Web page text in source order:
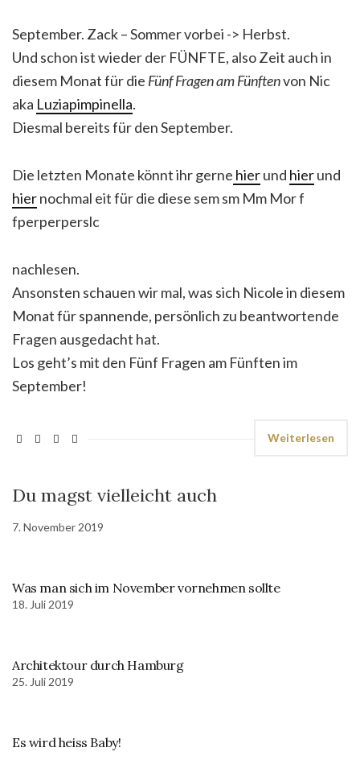
September. Zack – Sommer vorbei -> Herbst.
Und schon ist wieder der FÜNFTE, also Zeit auch in
diesem Monat für die Fünf Fragen am Fünftenvon Nic
aka Luziapimpinella.
Diesmal bereits für den September.
Die letzten Monate könnt ihr gerne hierund hierund
hiernochmal eit für die diese sem sm Mm Mor f
fperperperslc
nachlesen.
Ansonsten schauen wir mal, was sich Nicole in diesem
Monat für spannende, persönlich zu beantwortende
Fragen ausgedacht hat.
Los geht’s mit den Fünf Fragen am Fünften im
September!
Weiterlesen
Du magst vielleicht auch
7. November 2019
Was man sich im November vornehmen sollte
18. Juli 2019
Architektour durch Hamburg
25. Juli 2019
Es wird heiss Baby!